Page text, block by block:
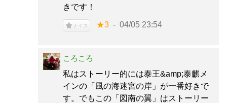
きです！
ナイス ★3 04/05 23:54
ころころ
私はストーリー的には泰王&amp;泰麒メ
インの「風の海迷宮の岸」が一番好きで
す。でもこの「図南の翼」はストーリー